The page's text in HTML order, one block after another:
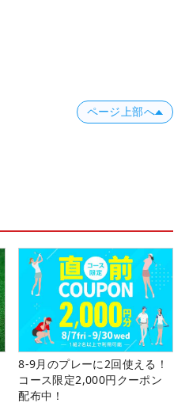
ページ上部へ
8-9月のプレーに2回使える！
コース限定2,000円クーポン
配布中！